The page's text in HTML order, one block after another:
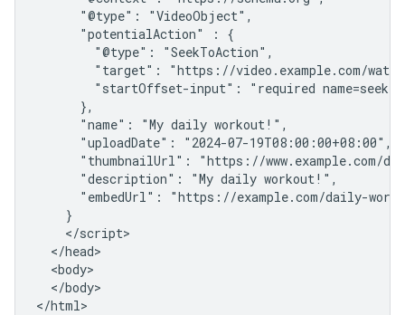
      "@type": "VideoObject",
      "potentialAction" : {
        "@type": "SeekToAction",
"target": "https://video.example.com/
"startOffset-input": "required
      },
      "name": "My daily workout!",
      "uploadDate": "2024-07-19T08:00:00+08:00",
"thumbnailUrl": "https://www.example.com/
      "description": "My daily workout!",
"embedUrl": "https://example.com/daily-
    }
    </script>
  </head>
  <body>
  </body>
</html>